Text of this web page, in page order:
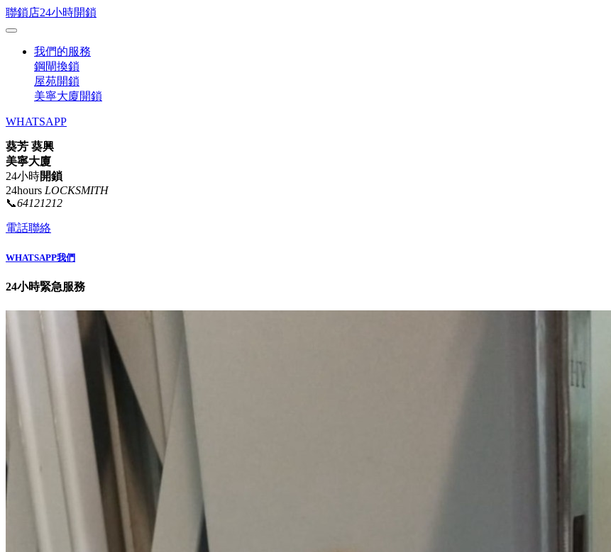
聯鎖店24小時開鎖
我們的服務
鋼閘換鎖
屋苑開鎖
美寧大廈開鎖
WHATSAPP
葵芳 葵興
美寧大廈
24小時開鎖
24hours LOCKSMITH
📞64121212
電話聯絡
WHATSAPP我們
24小時緊急服務